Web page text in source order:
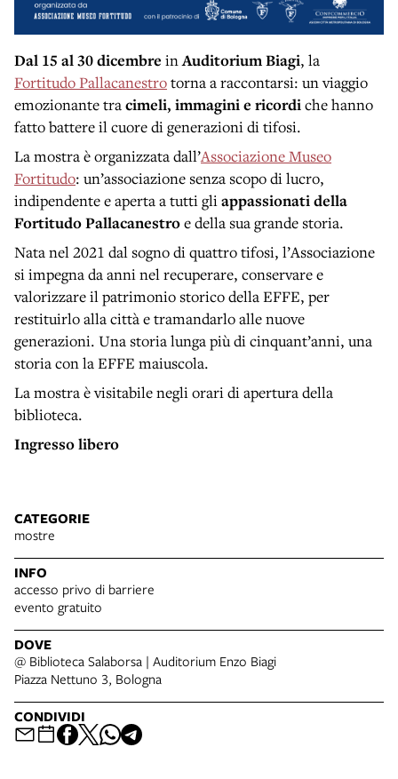
Dal 15 al 30 dicembre inAuditorium Biagi, la
Fortitudo Pallacanestrotorna a raccontarsi: un viaggio
emozionante tracimeli, immagini e ricordiche hanno
fatto battere il cuore di generazioni di tifosi.
La mostra è organizzata dall’Associazione Museo
Fortitudo: un’associazione senza scopo di lucro,
indipendente e aperta a tutti gliappassionati della
Fortitudo Pallacanestroe della sua grande storia.
Nata nel 2021 dal sogno di quattro tifosi, l’Associazione
si impegna da anni nel recuperare, conservare e
valorizzare il patrimonio storico della EFFE, per
restituirlo alla città e tramandarlo alle nuove
generazioni. Una storia lunga più di cinquant’anni, una
storia con la EFFE maiuscola.
La mostra è visitabile negli orari di apertura della
biblioteca.
Ingresso libero
CATEGORIE
mostre
INFO
accesso privo di barriere
evento gratuito
DOVE
@ Biblioteca Salaborsa | Auditorium Enzo Biagi
Piazza Nettuno 3, Bologna
CONDIVIDI